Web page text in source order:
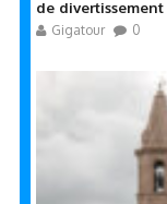
de divertissement
Gigatour 0